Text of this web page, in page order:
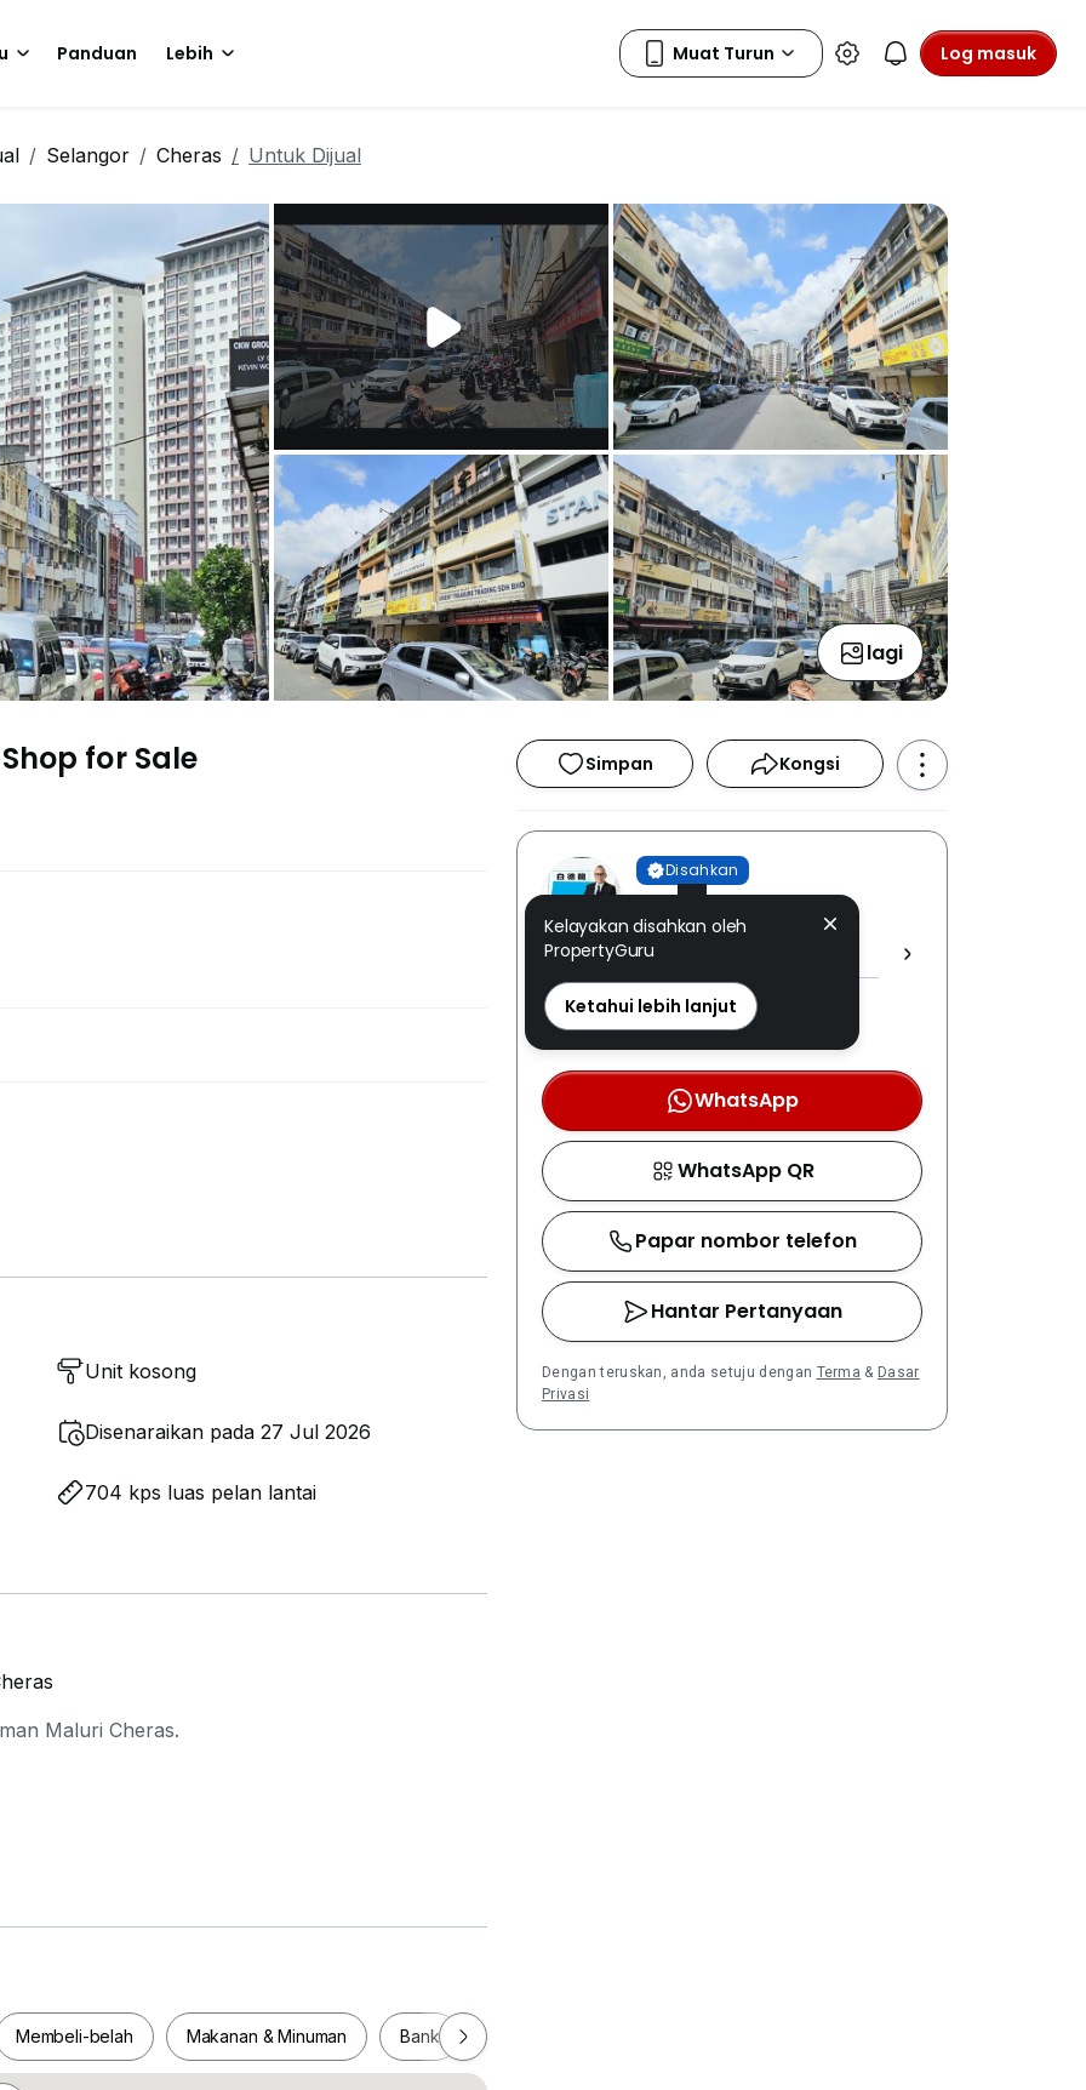
Panduan Lebih Log masuk
Selangor Cheras Untuk Dijual
lagi
for Sale
Unit kosong
Disenaraikan pada 27 Jul 2026
704 kps luas pelan lantai
Maluri Cheras.
Membeli-belah Makanan & Minuman Bank
Simpan Kongsi
Disahkan
Max Pek
FOCUS ESTATE AGENCY SDN.
BHD. [ E (1) 1751 ]
REN: 22791 disahkan
Nombor berdaftar LPEPH
WhatsApp
WhatsApp QR
Papar nombor telefon
Hantar Pertanyaan
Dengan teruskan, anda setuju dengan Terma & Dasar
Privasi
Kelayakan disahkan oleh
PropertyGuru
Ketahui lebih lanjut